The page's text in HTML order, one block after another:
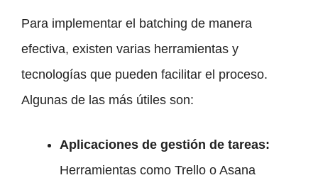
Para implementar el batching de manera
efectiva, existen varias herramientas y
tecnologías que pueden facilitar el proceso.
Algunas de las más útiles son:
Aplicaciones de gestión de tareas:
Herramientas como Trello o Asana